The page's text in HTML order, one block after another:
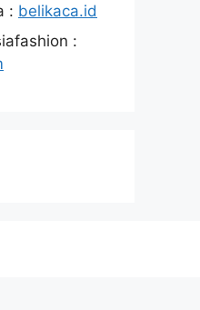
: belikaca.id
: